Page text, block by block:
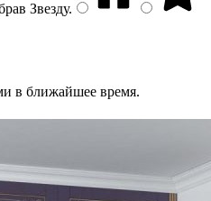
Звезду.
в ближайшее время.